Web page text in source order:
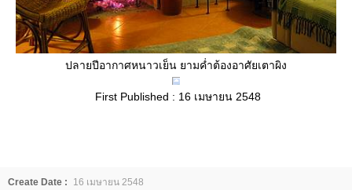
ปลายปีอากาศหนาวเย็น ยามค่ำต้องอาศัยเตาผิง
First Published : 16 เมษายน 2548
Create Date :
16 เมษายน 2548